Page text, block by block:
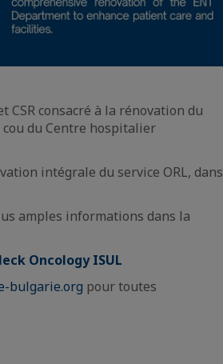
consacré à la rénovation du
du Centre hospitalier
intégrale du service ORL, dans
amples informations dans la
Oncology ISUL
bulgarie.org pour toutes